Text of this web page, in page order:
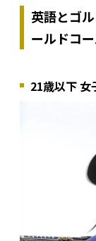
英語とゴ
ールドコ
21歳以下 女